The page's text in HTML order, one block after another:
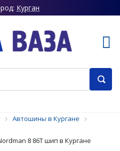
Курган
Автошины в Кургане
8 86T шип в Кургане